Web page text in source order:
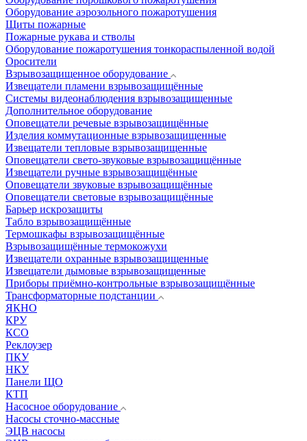
Оборудование аэрозольного пожаротушения
Щиты пожарные
Пожарные рукава и стволы
Оборудование пожаротушения тонкораспыленной водой
Оросители
Взрывозащищенное оборудование
Извещатели пламени взрывозащищённые
Системы видеонаблюдения взрывозащищенные
Дополнительное оборудование
Оповещатели речевые взрывозащищённые
Изделия коммутационные взрывозащищенные
Извещатели тепловые взрывозащищенные
Оповещатели свето-звуковые взрывозащищённые
Извещатели ручные взрывозащищённые
Оповещатели звуковые взрывозащищённые
Оповещатели световые взрывозащищённые
Барьер искрозащиты
Табло взрывозащищённые
Термошкафы взрывозащищённые
Взрывозащищённые термокожухи
Извещатели охранные взрывозащищенные
Извещатели дымовые взрывозащищенные
Приборы приёмно-контрольные взрывозащищённые
Трансформаторные подстанции
ЯКНО
КРУ
КСО
Реклоузер
ПКУ
НКУ
Панели ЩО
КТП
Насосное оборудование
Насосы сточно-массные
ЭЦВ насосы